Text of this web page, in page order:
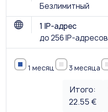
Безлимитный
1 IP-адрес
до 256 IP-адресов
1 месяц 3 месяца
Итого:
22.55 €